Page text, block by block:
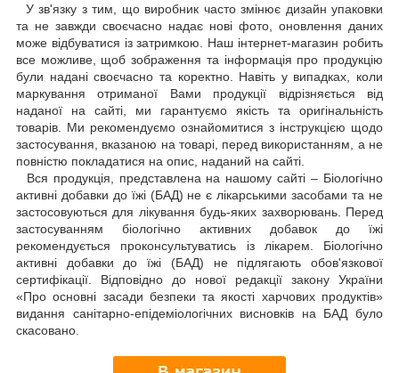
У зв'язку з тим, що виробник часто змінює дизайн упаковки
та не завжди своєчасно надає нові фото, оновлення даних
може відбуватися із затримкою. Наш інтернет-магазин робить
все можливе, щоб зображення та інформація про продукцію
були надані своєчасно та коректно. Навіть у випадках, коли
маркування отриманої Вами продукції відрізняється від
наданої на сайті, ми гарантуємо якість та оригінальність
товарів. Ми рекомендуємо ознайомитися з інструкцією щодо
застосування, вказаною на товарі, перед використанням, а не
повністю покладатися на опис, наданий на сайті.
Вся продукція, представлена на нашому сайті – Біологічно
активні добавки до їжі (БАД) не є лікарськими засобами та не
застосовуються для лікування будь-яких захворювань. Перед
застосуванням біологічно активних добавок до їжі
рекомендується проконсультуватись із лікарем. Біологічно
активні добавки до їжі (БАД) не підлягають обов'язкової
сертифікації. Відповідно до нової редакції закону України
«Про основні засади безпеки та якості харчових продуктів»
видання санітарно-епідеміологічних висновків на БАД було
скасовано.